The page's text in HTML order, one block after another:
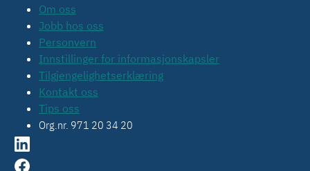
Om oss
Jobb hos oss
Personvern
Innstillinger for informasjonskapsler
Tilgjengelighetserklæring
Kontakt oss
Tips oss
Org.nr. 971 20 34 20